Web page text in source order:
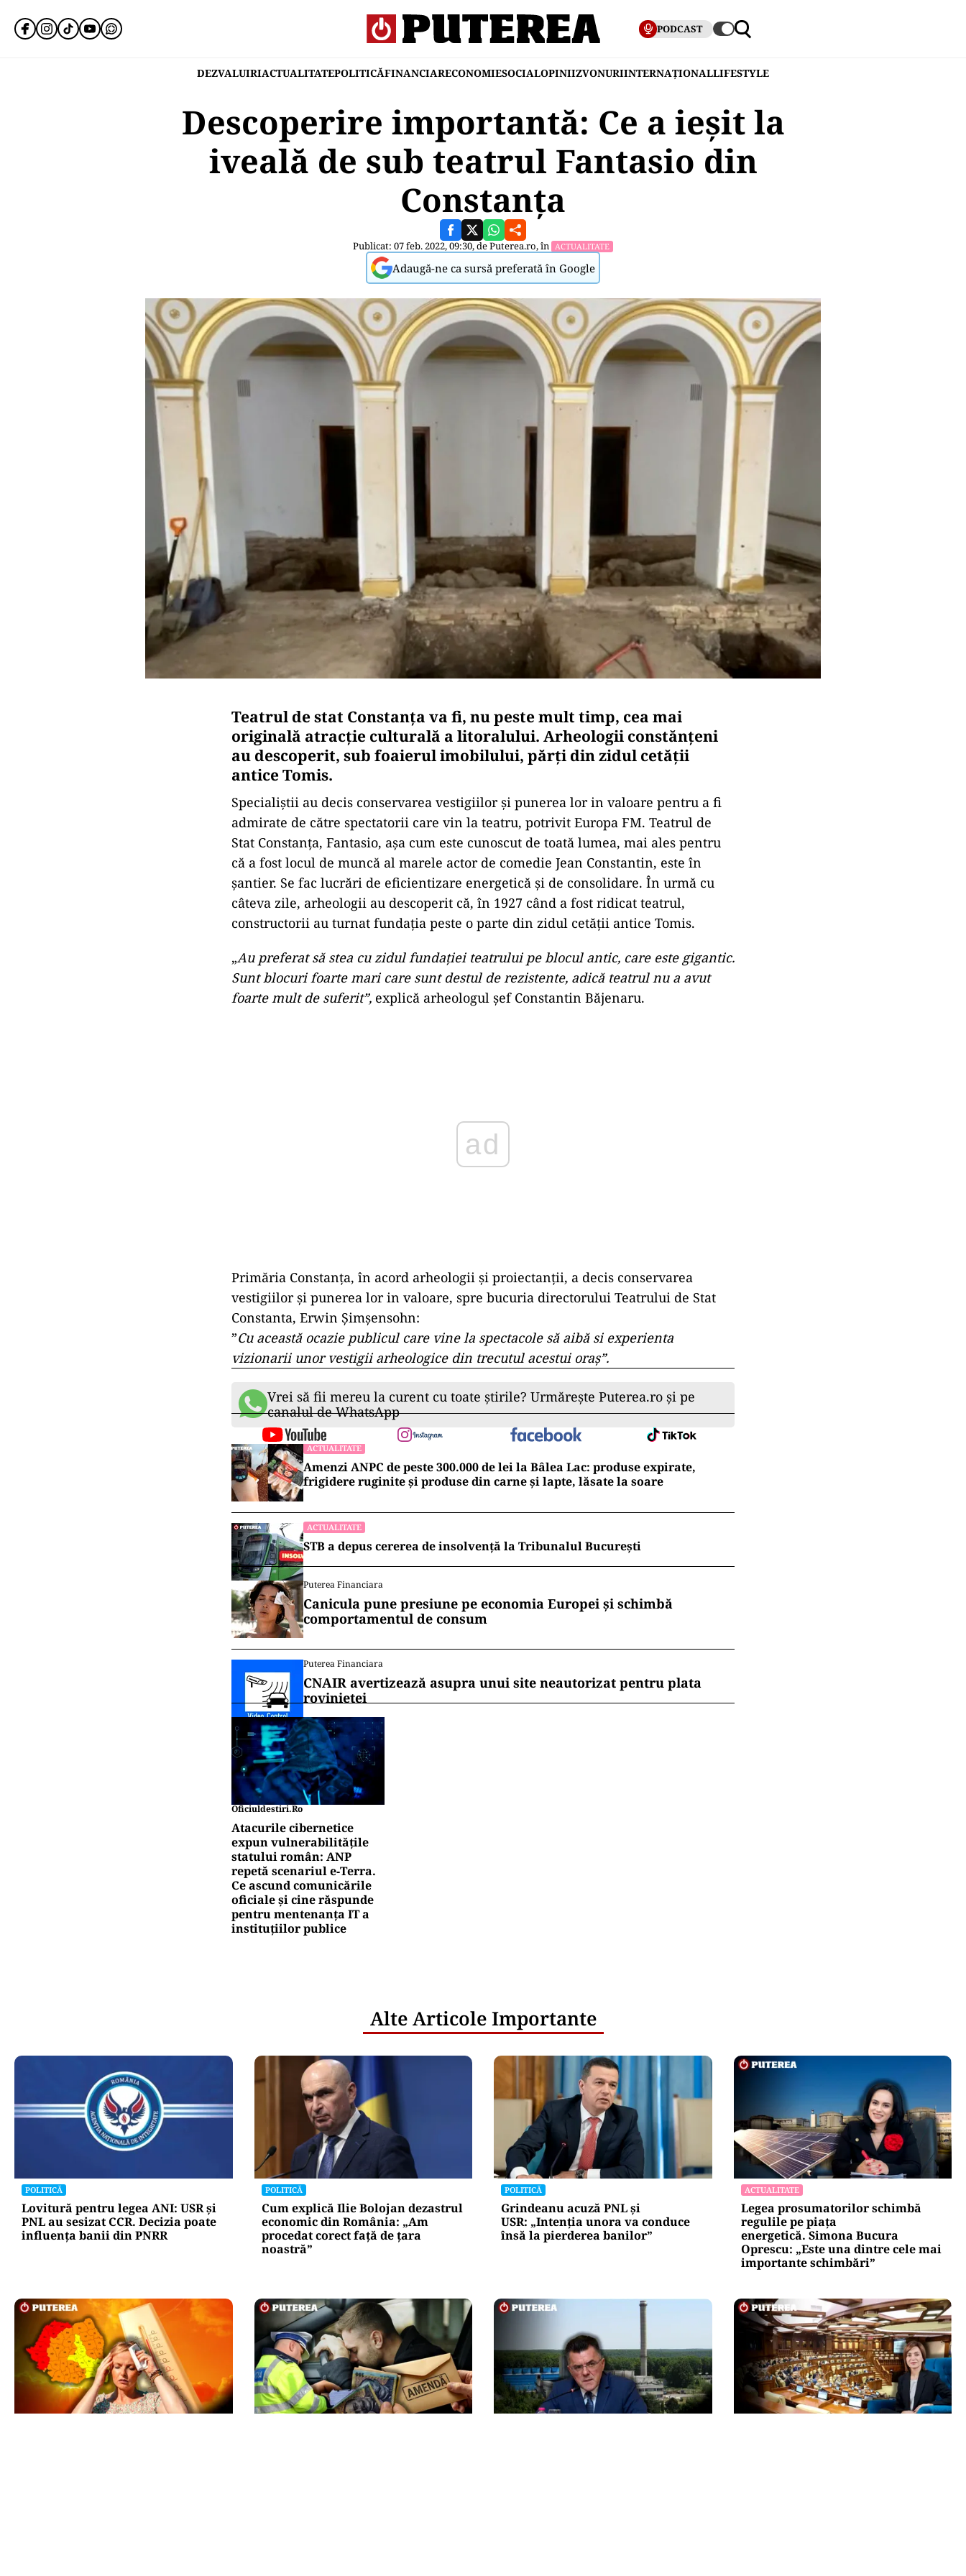
PODCAST
DEZVALUIRIACTUALITATEPOLITICĂFINANCIARECONOMIESOCIALOPINIIZVONURIINTERNAȚIONALLIFESTYLE
Descoperire importantă: Ce a ieșit la
iveală de sub teatrul Fantasio din
Constanța
Publicat: 07 feb. 2022, 09:30, dePuterea.ro, în ACTUALITATE
Adaugă-ne ca sursă preferată în Google
Teatrul de stat Constanța va fi, nu peste mult timp, cea mai
originală atracție culturală a litoralului. Arheologii constănțeni
au descoperit, sub foaierul imobilului, părți din zidul cetății
antice Tomis.
Specialiștii au decis conservarea vestigiilor și punerea lor in valoare pentru a fi
admirate de către spectatorii care vin la teatru, potrivit Europa FM. Teatrul de
Stat Constanța, Fantasio, așa cum este cunoscut de toată lumea, mai ales pentru
că a fost locul de muncă al marele actor de comedie Jean Constantin, este în
șantier. Se fac lucrări de eficientizare energetică și de consolidare. În urmă cu
câteva zile, arheologii au descoperit că, în 1927 când a fost ridicat teatrul,
constructorii au turnat fundația peste o parte din zidul cetății antice Tomis.
„Au preferat să stea cu zidul fundației teatrului pe blocul antic, care este gigantic.
Sunt blocuri foarte mari care sunt destul de rezistente, adică teatrul nu a avut
foarte mult de suferit”, explică arheologul șef Constantin Băjenaru.
Primăria Constanța, în acord arheologii și proiectanții, a decis conservarea
vestigiilor și punerea lor in valoare, spre bucuria directorului Teatrului de Stat
Constanta, Erwin Șimșensohn:
”Cu această ocazie publicul care vine la spectacole să aibă si experienta
vizionarii unor vestigii arheologice din trecutul acestui oraș”.
Vrei să fii mereu la curent cu toate știrile? Urmărește Puterea.ro și pe
canalul de WhatsApp
ACTUALITATE
Amenzi ANPC de peste 300.000 de lei la Bâlea Lac: produse expirate,
frigidere ruginite și produse din carne și lapte, lăsate la soare
ACTUALITATE
STB a depus cererea de insolvență la Tribunalul București
Puterea Financiara
Canicula pune presiune pe economia Europei și schimbă
comportamentul de consum
Puterea Financiara
CNAIR avertizează asupra unui site neautorizat pentru plata
rovinietei
Oficiuldestiri.ro
Atacurile cibernetice
expun vulnerabilitățile
statului român: ANP
repetă scenariul e‑Terra.
Ce ascund comunicările
oficiale și cine răspunde
pentru mentenanța IT a
instituțiilor publice
Alte Articole Importante
POLITICĂ
Lovitură pentru legea ANI: USR și
PNL au sesizat CCR. Decizia poate
influența banii din PNRR
POLITICĂ
Cum explică Ilie Bolojan dezastrul
economic din România: „Am
procedat corect față de țara
noastră”
POLITICĂ
Grindeanu acuză PNL și
USR: „Intenția unora va conduce
însă la pierderea banilor”
ACTUALITATE
Legea prosumatorilor schimbă
regulile pe piața
energetică. Simona Bucura
Oprescu: „Este una dintre cele mai
importante schimbări”